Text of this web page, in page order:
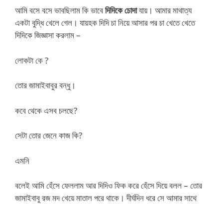
আমি বসে বসে ভাবছিলাম কি ভাবেদিদিকে চোদাযায়। আমার মাথাত্য
একটা বুদ্ধি খেলে গেল। যায়হক দিদি চা নিয়ে আসার পর চা খেতে খেতে
দিদিকে জিজ্ঞাসা করলাম –
লোকটা কে ?
তোর জামাইবাবুর বন্ধু।
কবে থেকে এসব চলছে?
সেটা তোর জেনে কাজ কি?
এমনি
বলেই আমি হেঁসে ফেললাম আর দিদিও ফিক করে হেঁসে দিয়ে বলল – তোর
জামাইবাবু রজ মদ খেয়ে মাতাল পরে থাকে। দীর্ঘদিন ধরে সে আমার সাথে